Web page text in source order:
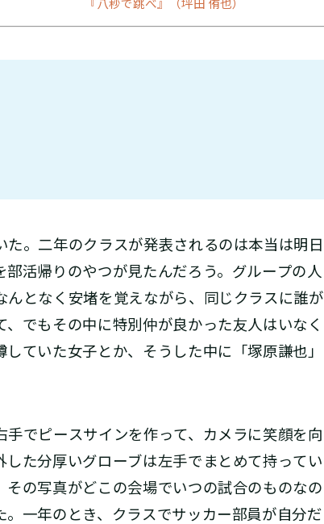
『八秒で跳べ』（坪田 侑也）
。二年のクラスが発表されるのは本当は明日
活帰りのやつが見たんだろう。グループの人
となく安堵を覚えながら、同じクラスに誰が
でもその中に特別仲が良かった友人はいなく
ていた女子とか、そうした中に「塚原謙也」
でピースサインを作って、カメラに笑顔を向
た分厚いグローブは左手でまとめて持ってい
の写真がどこの会場でいつの試合のものなの
一年のとき、クラスでサッカー部員が自分だ